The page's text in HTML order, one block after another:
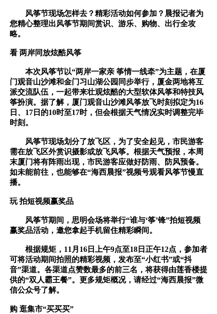
风筝节现场怎样去？精彩活动如何参加？晨报记者为
您精心整理出风筝节期间赏识、游乐、购物、出行全攻
略。
看 两岸同放炫酷风筝
本次风筝节以“两岸一家亲 筝情一线牵”为主题，在厦
门观音山沙滩和金门习山湖公园同步举行，厦金两地将互
派交流队伍，一起带来壮观炫酷的大型软体风筝和特技风
筝扮演。据了解，厦门观音山沙滩风筝放飞时刻拟定为16
日、17日的10时至17时，但会根据天气情况实时调整完毕
时刻。
风筝节现场划分了放飞区，为了安全起见，市民游客
需在放飞区外赏识摄影或放飞风筝。根据天气预报，本周
末厦门将有阵雨出现，市民游客应做好防雨、防风预备。
如未能前往，也能够在“海西晨报”视频号观看风筝节慢直
播。
玩 拍短视频赢奖品
风筝节期间，思明会场将举行“谁与‘筝’锋”拍短视频
赢奖品活动，邀您拿起手机留住精彩瞬间。
根据规矩，11月16日上午9点至18日正午12点，参加者
可将活动期间拍照的精彩视频，发布至“小红书”或“抖
音”渠道。各渠道点赞数最多的前三名，将获得由莲香楼提
供的“双人霸王餐”。更多规矩概况，请经过“海西晨报”微
信公众号了解。
购 逛集市“买买买”